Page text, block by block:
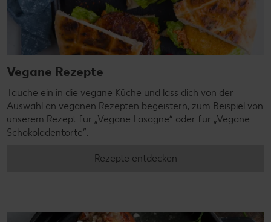
Vegane Rezepte
Tauche ein in die vegane Küche und lass dich von der
Auswahl an veganen Rezepten begeistern, zum Beispiel von
unserem Rezept für „Vegane Lasagne“ oder für „Vegane
Schokoladentorte“.
Rezepte entdecken